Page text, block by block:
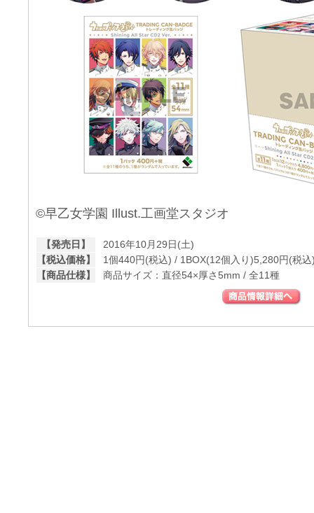
©早乙女学園 Illust.工画堂スタジオ
【発売日】
2016年10月29日(土)
【税込価格】
1個440円(税込) / 1BOX(12個入り)5,280円(税込
【商品仕様】
商品サイズ：直径54×厚さ5mm / 全11種